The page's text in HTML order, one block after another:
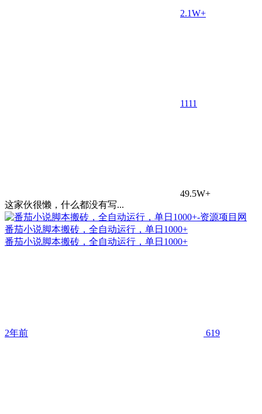
2.1W+
1111
49.5W+
这家伙很懒，什么都没有写...
番茄小说脚本搬砖，全自动运行，单日1000+
番茄小说脚本搬砖，全自动运行，单日1000+
2年前 619